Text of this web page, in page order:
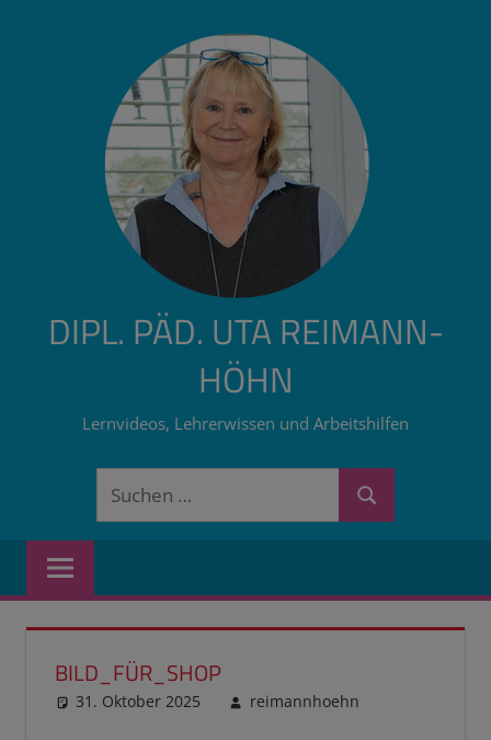
DIPL. PÄD. UTA REIMANN-
HÖHN
Lernvideos, Lehrerwissen und Arbeitshilfen
Suchen
Suchen
BILD_FÜR_SHOP
31. Oktober 2025 reimannhoehn